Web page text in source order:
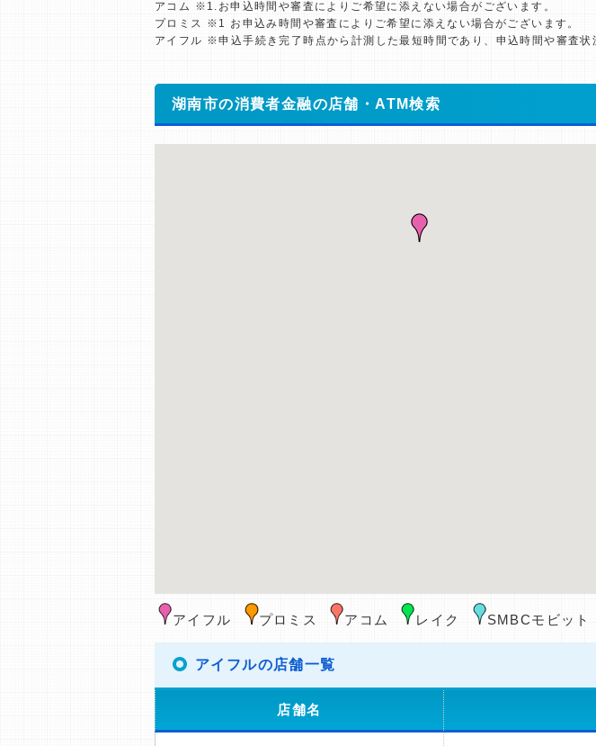
アコム ※1.お申込時間や審査によりご希望に添えない場合がございます。
プロミス ※1 お申込み時間や審査によりご希望に添えない場合がございます。
アイフル ※申込手続き完了時点から計測した最短時間であり、申込時間や審査状
湖南市の消費者金融の店舗・ATM検索
アイフル プロミス アコム レイク SMBCモビット
アイフルの店舗一覧
店舗名